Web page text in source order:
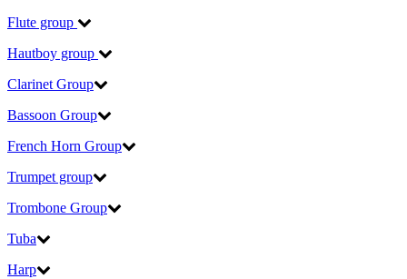
Flute group
Hautboy group
Clarinet Group
Bassoon Group
French Horn Group
Trumpet group
Trombone Group
Tuba
Harp